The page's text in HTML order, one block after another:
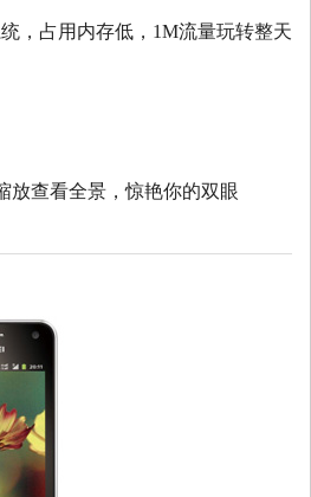
，占用内存低， 1M流量玩转整天
放查看全景，惊艳你的双眼